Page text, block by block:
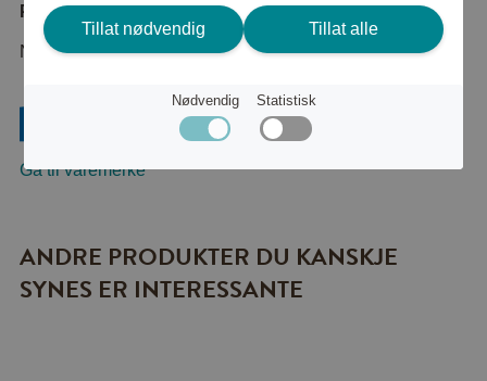
Produktbeskrivelse
Noppborttagare GC026/80
Gå til varemerke
ANDRE PRODUKTER DU KANSKJE
SYNES ER INTERESSANTE
Tillat nødvendig Tillat alle
Nødvendig Statistisk